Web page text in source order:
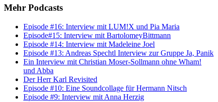
Mehr Podcasts
Episode #16: Interview mit LUM!X und Pia Maria
Episode#15: Interview mit BartolomeyBittmann
Episode #14: Interview mit Madeleine Joel
Episode #13: Andreas Spechtl Interview zur Gruppe Ja, Panik
Ein Interview mit Christian Moser-Sollmann ohne Wham!
und Abba
Der Herr Karl Revisited
Episode #10: Eine Soundcollage für Hermann Nitsch
Episode #9: Interview mit Anna Herzig